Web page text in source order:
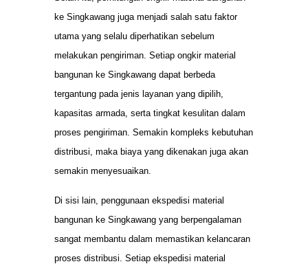
ke Singkawang juga menjadi salah satu faktor
utama yang selalu diperhatikan sebelum
melakukan pengiriman. Setiap ongkir material
bangunan ke Singkawang dapat berbeda
tergantung pada jenis layanan yang dipilih,
kapasitas armada, serta tingkat kesulitan dalam
proses pengiriman. Semakin kompleks kebutuhan
distribusi, maka biaya yang dikenakan juga akan
semakin menyesuaikan.
Di sisi lain, penggunaan ekspedisi material
bangunan ke Singkawang yang berpengalaman
sangat membantu dalam memastikan kelancaran
proses distribusi. Setiap ekspedisi material